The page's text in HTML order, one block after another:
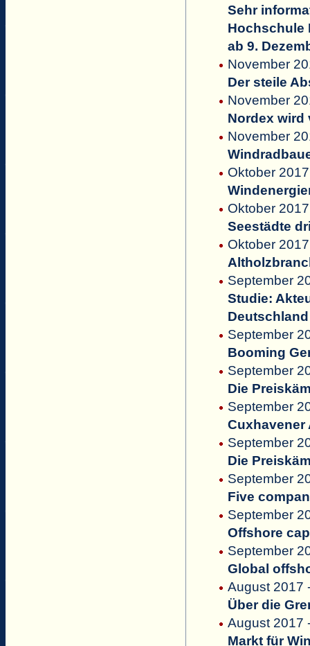
Sehr
Hochschule
ab 9.
November
Der steile
November
Nordex wird
November
Oktober
Oktober
Seestädte
Oktober
September
Studie:
Deutschland
September
Booming
September
Die
September
Cuxhavener
September
Die
September
Five
September
Offshore
September
Global
August 2017
Über die
August 2017
Markt für